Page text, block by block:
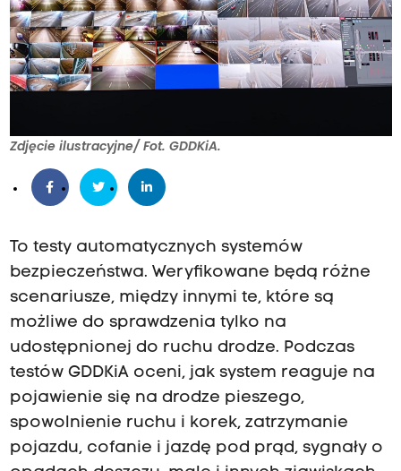
Zdjęcie ilustracyjne/ Fot. GDDKiA.
To testy automatycznych systemów
bezpieczeństwa. Weryfikowane będą różne
scenariusze, między innymi te, które są
możliwe do sprawdzenia tylko na
udostępnionej do ruchu drodze. Podczas
testów GDDKiA oceni, jak system reaguje na
pojawienie się na drodze pieszego,
spowolnienie ruchu i korek, zatrzymanie
pojazdu, cofanie i jazdę pod prąd, sygnały o